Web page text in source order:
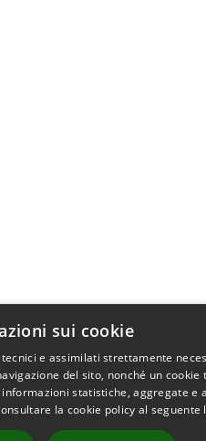
sui cookie
e assimilati strettamente
del sito, nonché un cookie
statistiche, aggregate e
la cookie policy al seguente